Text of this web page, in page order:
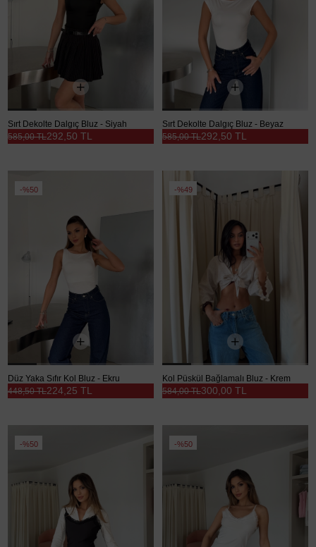
Sırt Dekolte Dalgıç Bluz - Siyah
292,50 TL
585,00 TL
Sırt Dekolte Dalgıç Bluz - Beyaz
292,50 TL
585,00 TL
%50
Düz Yaka Sıfır Kol Bluz - Ekru
224,25 TL
448,50 TL
%49
Kol Püskül Bağlamalı Bluz - Krem
300,00 TL
584,00 TL
%50 %50